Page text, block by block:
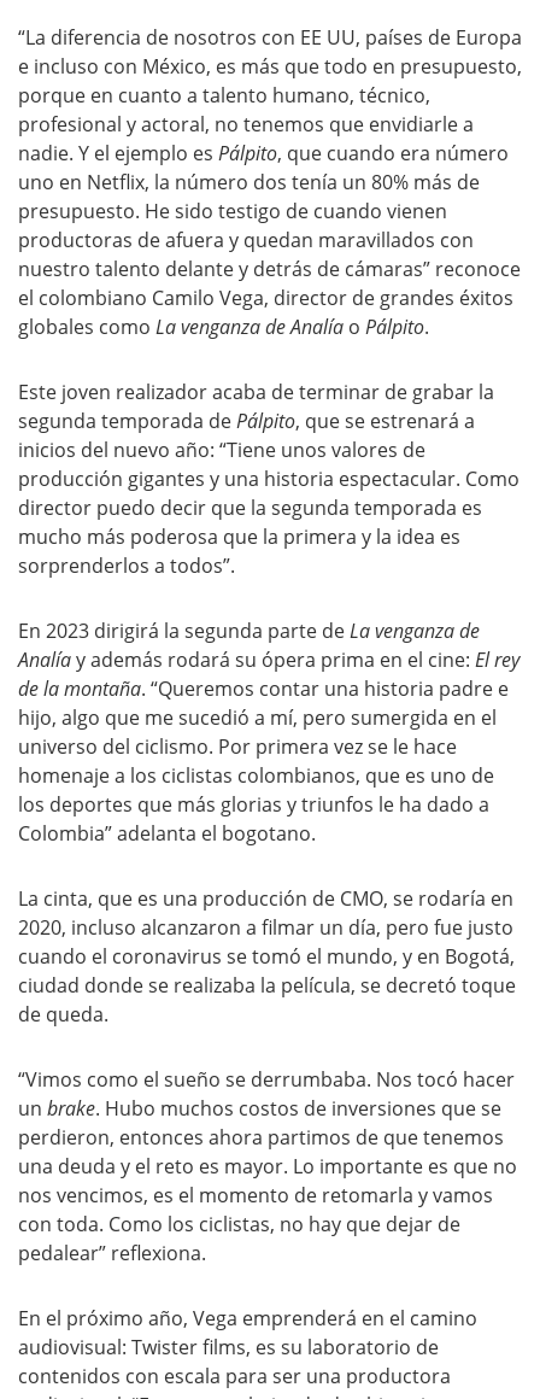
“La diferencia de nosotros con EE UU, países de Europa
e incluso con México, es más que todo en presupuesto,
porque en cuanto a talento humano, técnico,
profesional y actoral, no tenemos que envidiarle a
nadie. Y el ejemplo es Pálpito, que cuando era número
uno en Netflix, la número dos tenía un 80% más de
presupuesto. He sido testigo de cuando vienen
productoras de afuera y quedan maravillados con
nuestro talento delante y detrás de cámaras” reconoce
el colombiano Camilo Vega, director de grandes éxitos
globales como La venganza de Analía o Pálpito.
Este joven realizador acaba de terminar de grabar la
segunda temporada dePálpito, que se estrenará a
inicios del nuevo año: “Tiene unos valores de
producción gigantes y una historia espectacular. Como
director puedo decir que la segunda temporada es
mucho más poderosa que la primera y la idea es
sorprenderlos a todos”.
En 2023 dirigirá la segunda parte deLa venganza de
Analíay además rodará su ópera prima en el cine: El rey
de la montaña. “Queremos contar una historia padre e
hijo, algo que me sucedió a mí, pero sumergida en el
universo del ciclismo. Por primera vez se le hace
homenaje a los ciclistas colombianos, que es uno de
los deportes que más glorias y triunfos le ha dado a
Colombia” adelanta el bogotano.
La cinta, que es una producción de CMO, se rodaría en
2020, incluso alcanzaron a filmar un día, pero fue justo
cuando el coronavirus se tomó el mundo, y en Bogotá,
ciudad donde se realizaba la película, se decretó toque
de queda.
“Vimos como el sueño se derrumbaba. Nos tocó hacer
un brake. Hubo muchos costos de inversiones que se
perdieron, entonces ahora partimos de que tenemos
una deuda y el reto es mayor. Lo importante es que no
nos vencimos, es el momento de retomarla y vamos
con toda. Como los ciclistas, no hay que dejar de
pedalear” reflexiona.
En el próximo año, Vega emprenderá en el camino
audiovisual: Twister films, es su laboratorio de
contenidos con escala para ser una productora